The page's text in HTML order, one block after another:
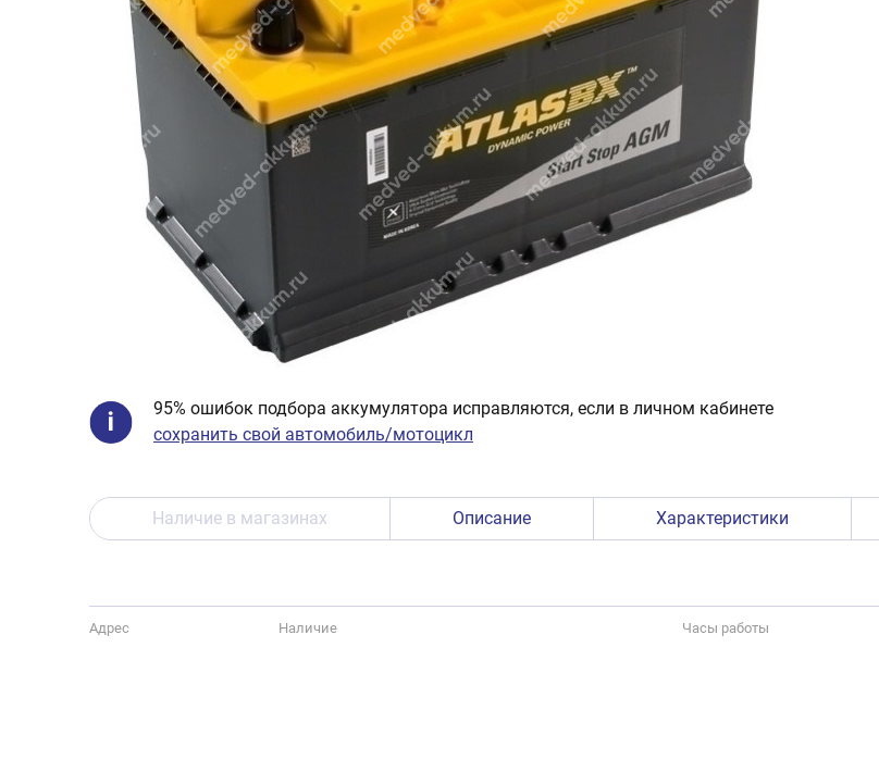
95% ошибок подбора аккумулятора исправляются, если в личном кабинете
сохранить свой автомобиль/мотоцикл
Наличие в магазинах Описание Характеристики
Адрес Наличие Часы работы